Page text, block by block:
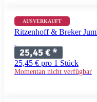
AUSVERKAUFT
Ritzenhoff & Breker
25,45 €*
25,45 € pro 1 Stück
Momentan nicht verfügbar